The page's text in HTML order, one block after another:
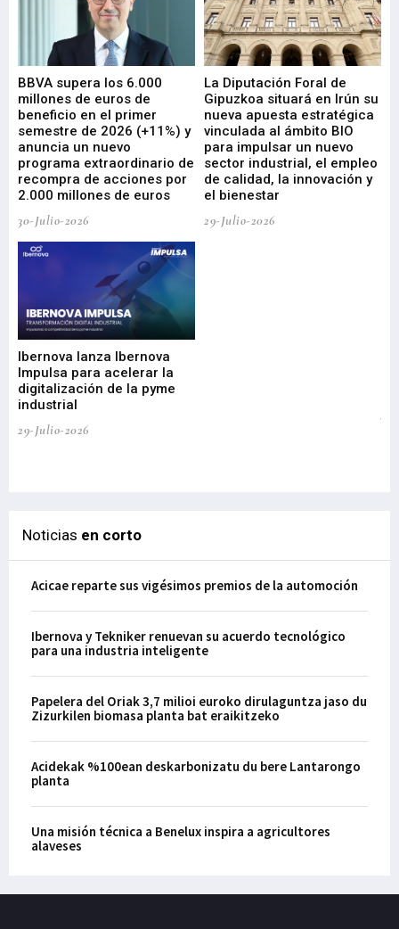
BBVA supera los 6.000
millones de euros de
beneficio en el primer
semestre de 2026 (+11%) y
anuncia un nuevo
programa extraordinario de
recompra de acciones por
2.000 millones de euros
30-Julio-2026
La Diputación Foral de
Gipuzkoa situará en Irún su
nueva apuesta estratégica
vinculada al ámbito BIO
para impulsar un nuevo
sector industrial, el empleo
de calidad, la innovación y
el bienestar
29-Julio-2026
Ibernova lanza Ibernova
Impulsa para acelerar la
digitalización de la pyme
industrial
29-Julio-2026
Noticias en corto
Acicae reparte sus vigésimos premios de la automoción
Ibernova y Tekniker renuevan su acuerdo tecnológico
para una industria inteligente
Papelera del Oriak 3,7 milioi euroko dirulaguntza jaso du
Zizurkilen biomasa planta bat eraikitzeko
Acidekak %100ean deskarbonizatu du bere Lantarongo
planta
Una misión técnica a Benelux inspira a agricultores
alaveses